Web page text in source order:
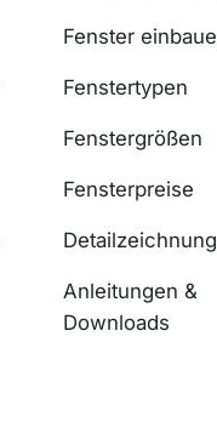
Fenster
Fenstertypen
Fenstergrößen
Fensterpreise
Anleitungen &
Downloads